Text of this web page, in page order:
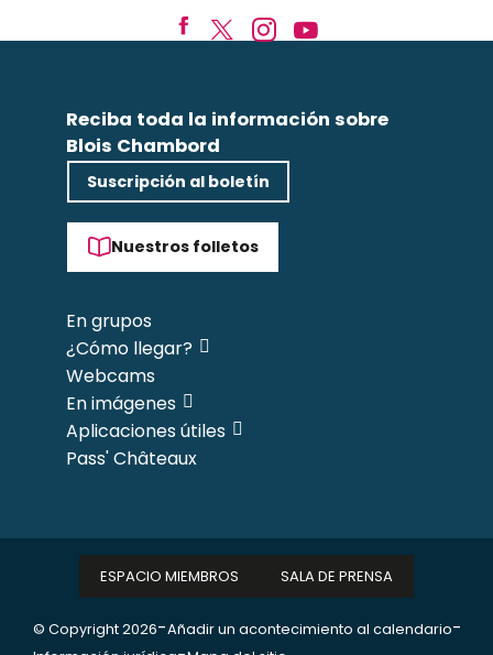
Reciba toda la información sobre
Blois Chambord
Suscripción al boletín
Nuestros folletos
En grupos
¿Cómo llegar?
Webcams
En imágenes
Aplicaciones útiles
Pass' Châteaux
© Copyright 2026-Añadir un acontecimiento al calendario-
ESPACIO MIEMBROS SALA DE PRENSA